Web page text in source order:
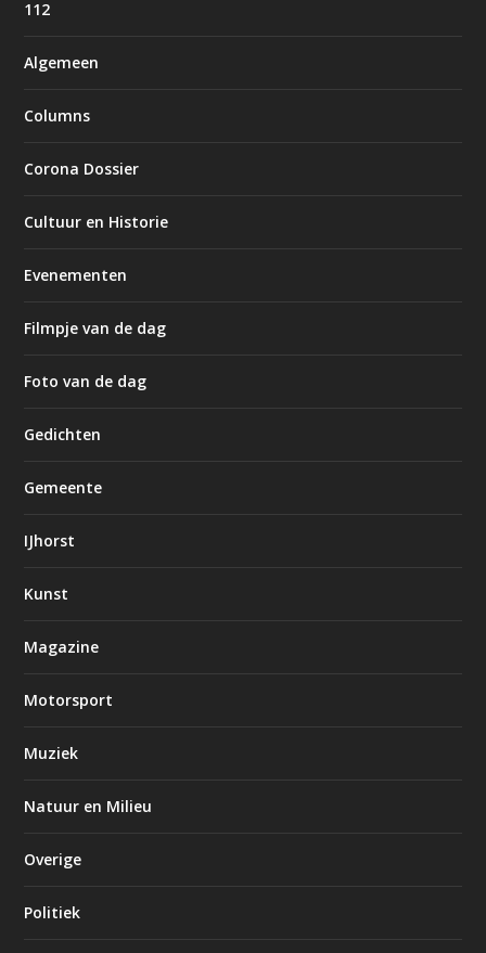
112
Algemeen
Columns
Corona Dossier
Cultuur en Historie
Evenementen
Filmpje van de dag
Foto van de dag
Gedichten
Gemeente
IJhorst
Kunst
Magazine
Motorsport
Muziek
Natuur en Milieu
Overige
Politiek